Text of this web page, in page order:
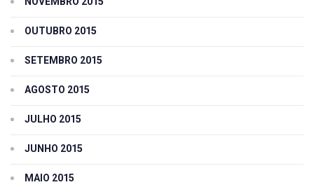
OUTUBRO 2015
SETEMBRO 2015
AGOSTO 2015
JULHO 2015
JUNHO 2015
MAIO 2015